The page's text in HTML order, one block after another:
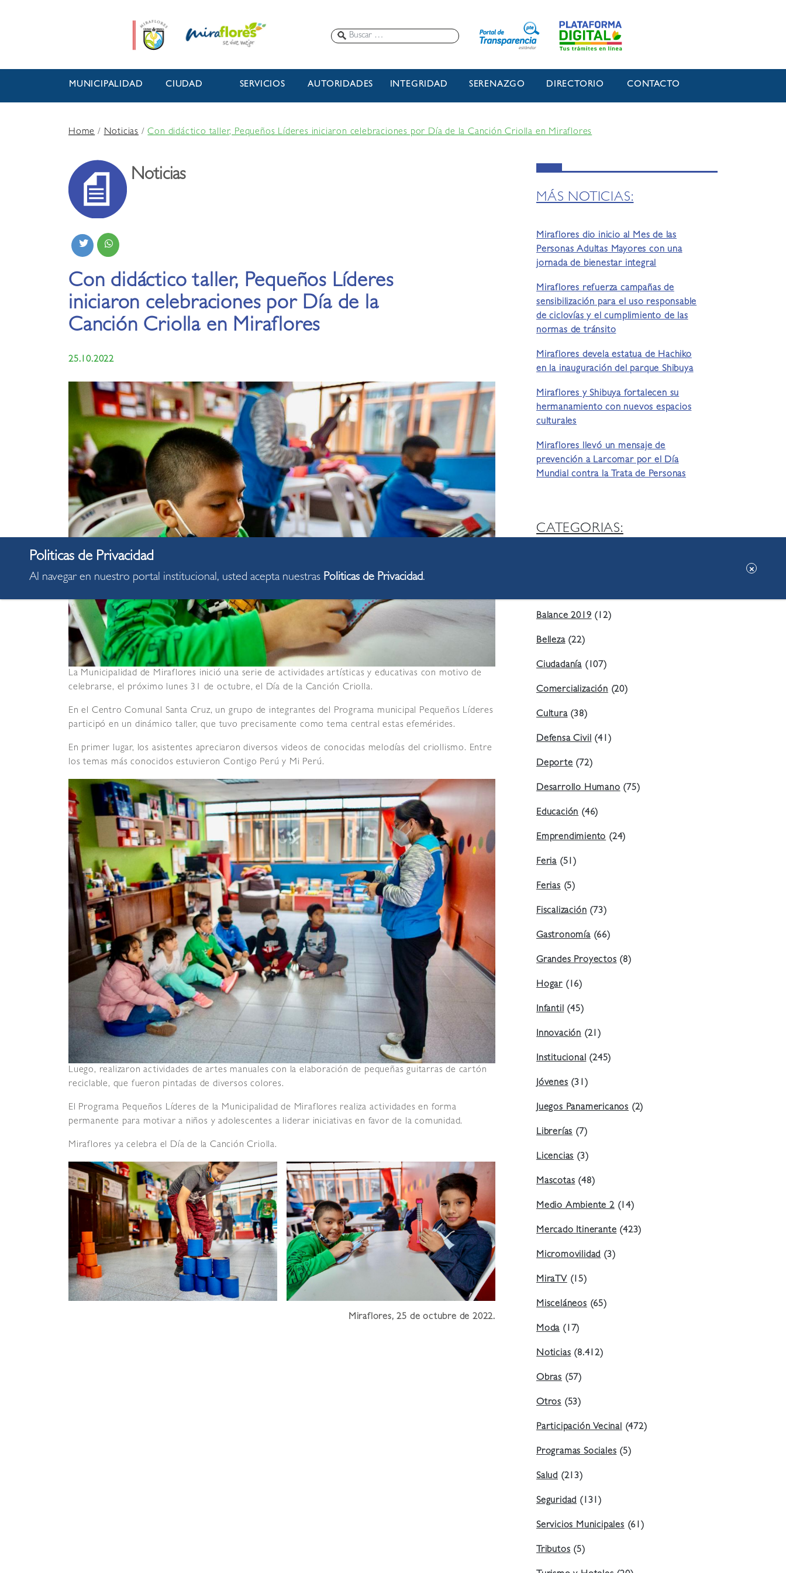
MUNICIPALIDAD CIUDAD SERVICIOS AUTORIDADES INTEGRIDAD SERENAZGO DIRECTORIO CONTACTO
Home/Noticias /Con didáctico taller, Pequeños Líderes iniciaron celebraciones por Día de la Canción Criolla en Miraflores
Noticias
Con didáctico taller, Pequeños Líderes
iniciaron celebraciones por Día de la
Canción Criolla en Miraflores
25.10.2022
La Municipalidad de Miraflores inició una serie de actividades artísticas y educativas con motivo de
celebrarse, el próximo lunes 31 de octubre, el Día de la Canción Criolla.
En el Centro Comunal Santa Cruz, un grupo de integrantes del Programa municipal Pequeños Líderes
participó en un dinámico taller, que tuvo precisamente como tema central estas efemérides.
En primer lugar, los asistentes apreciaron diversos videos de conocidas melodías del criollismo. Entre
los temas más conocidos estuvieron Contigo Perú y Mi Perú.
Luego, realizaron actividades de artes manuales con la elaboración de pequeñas guitarras de cartón
reciclable, que fueron pintadas de diversos colores.
El Programa Pequeños Líderes de la Municipalidad de Miraflores realiza actividades en forma
permanente para motivar a niños y adolescentes a liderar iniciativas en favor de la comunidad.
Miraflores ya celebra el Día de la Canción Criolla.
Miraflores, 25 de octubre de 2022.
MÁS NOTICIAS:
Miraflores dio inicio al Mes de las
Personas Adultas Mayores con una
jornada de bienestar integral
Miraflores refuerza campañas de
sensibilización para el uso responsable
de ciclovías y el cumplimiento de las
normas de tránsito
Miraflores devela estatua de Hachiko
en la inauguración del parque Shibuya
Miraflores y Shibuya fortalecen su
hermanamiento con nuevos espacios
culturales
Miraflores llevó un mensaje de
prevención a Larcomar por el Día
Mundial contra la Trata de Personas
CATEGORIAS:
Balance 2019(12)
Belleza(22)
Ciudadanía (107)
Comercialización(20)
Cultura(38)
Defensa Civil(41)
Deporte(72)
Desarrollo Humano(75)
Educación(46)
Emprendimiento(24)
Feria (51)
Ferias(5)
Fiscalización(73)
Gastronomía(66)
Grandes Proyectos(8)
Hogar (16)
Infantil(45)
Innovación (21)
Institucional(245)
Jóvenes(31)
Juegos Panamericanos (2)
Librerías(7)
Licencias(3)
Mascotas(48)
Medio Ambiente 2(14)
Mercado Itinerante(423)
Micromovilidad(3)
MiraTV(15)
Misceláneos(65)
Moda(17)
Noticias(8.412)
Obras (57)
Otros (53)
Participación Vecinal(472)
Programas Sociales(5)
Salud (213)
Seguridad(131)
Servicios Municipales(61)
Tributos(5)
Al navegar en nuestro portal institucional, usted acepta nuestras Politicas de Privacidad.